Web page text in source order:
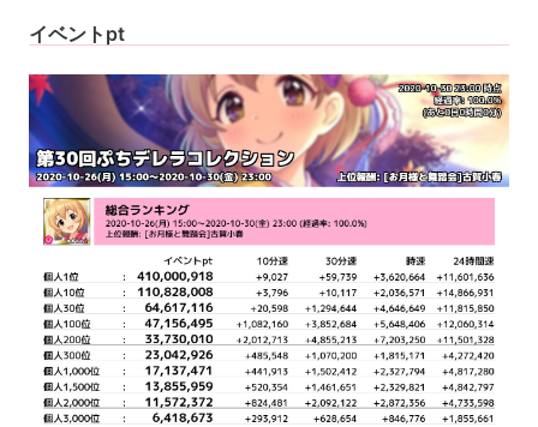
イベントpt